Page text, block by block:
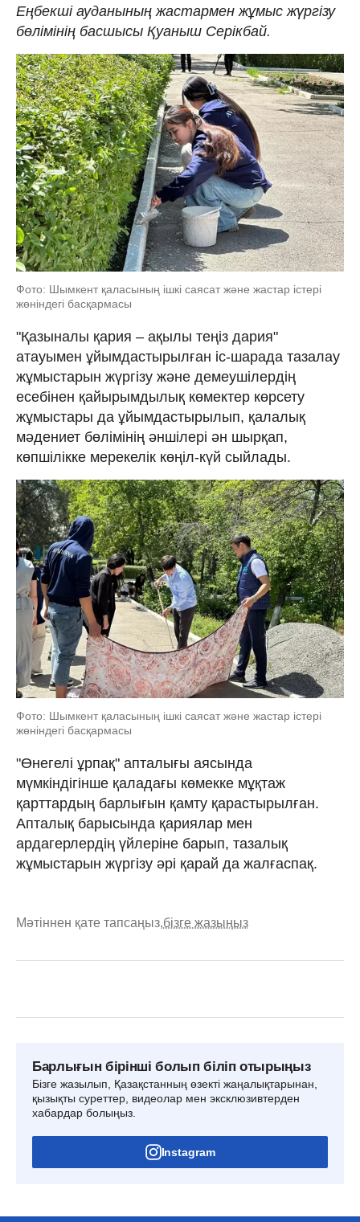
Еңбекші ауданының жастармен жұмыс жүргізу
бөлімінің басшысы Қуаныш Серікбай.
Фото: Шымкент қаласының ішкі саясат және жастар істері
жөніндегі басқармасы
"Қазыналы қария – ақылы теңіз дария"
атауымен ұйымдастырылған іс-шарада тазалау
жұмыстарын жүргізу және демеушілердің
есебінен қайырымдылық көмектер көрсету
жұмыстары да ұйымдастырылып, қалалық
мәдениет бөлімінің әншілері ән шырқап,
көпшілікке мерекелік көңіл-күй сыйлады.
Фото: Шымкент қаласының ішкі саясат және жастар істері
жөніндегі басқармасы
"Өнегелі ұрпақ" апталығы аясында
мүмкіндігінше қаладағы көмекке мұқтаж
қарттардың барлығын қамту қарастырылған.
Апталық барысында қариялар мен
ардагерлердің үйлеріне барып, тазалық
жұмыстарын жүргізу әрі қарай да жалғаспақ.
Мәтіннен қате тапсаңыз,бізге жазыңыз
Барлығын бірінші болып біліп отырыңыз
Бізге жазылып, Қазақстанның өзекті жаңалықтарынан,
қызықты суреттер, видеолар мен эксклюзивтерден
хабардар болыңыз.
Instagram